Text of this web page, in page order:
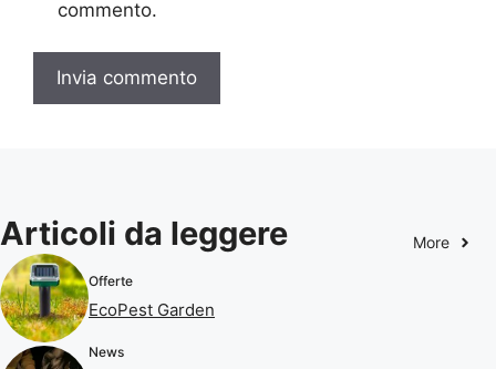
commento.
Articoli da leggere More
Offerte
EcoPest Garden
News